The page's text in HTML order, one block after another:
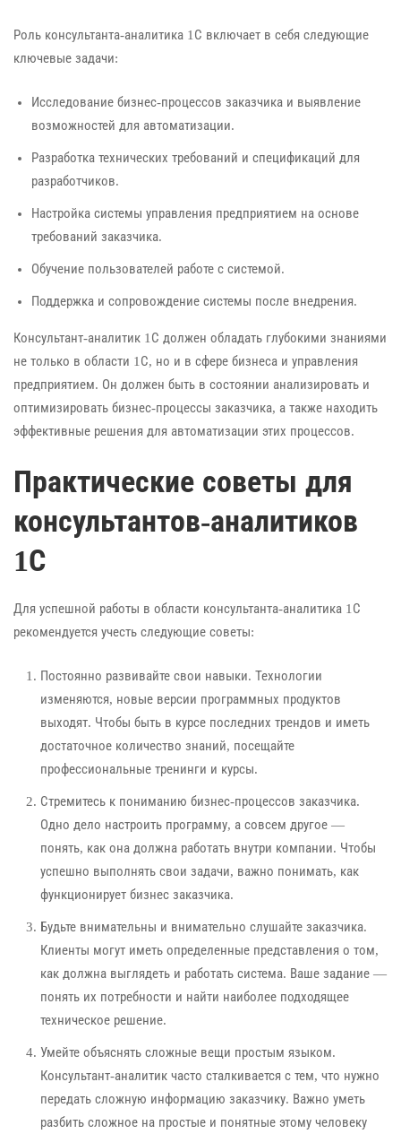
Роль консультанта-аналитика 1С включает в себя следующие
ключевые задачи:
Исследование бизнес-процессов заказчика и выявление
возможностей для автоматизации.
Разработка технических требований и спецификаций для
разработчиков.
Настройка системы управления предприятием на основе
требований заказчика.
Обучение пользователей работе с системой.
Поддержка и сопровождение системы после внедрения.
Консультант-аналитик 1С должен обладать глубокими знаниями
не только в области 1С, но и в сфере бизнеса и управления
предприятием. Он должен быть в состоянии анализировать и
оптимизировать бизнес-процессы заказчика, а также находить
эффективные решения для автоматизации этих процессов.
Практические советы для
консультантов-аналитиков
1С
Для успешной работы в области консультанта-аналитика 1С
рекомендуется учесть следующие советы:
Постоянно развивайте свои навыки. Технологии
изменяются, новые версии программных продуктов
выходят. Чтобы быть в курсе последних трендов и иметь
достаточное количество знаний, посещайте
профессиональные тренинги и курсы.
Стремитесь к пониманию бизнес-процессов заказчика.
Одно дело настроить программу, а совсем другое —
понять, как она должна работать внутри компании. Чтобы
успешно выполнять свои задачи, важно понимать, как
функционирует бизнес заказчика.
Будьте внимательны и внимательно слушайте заказчика.
Клиенты могут иметь определенные представления о том,
как должна выглядеть и работать система. Ваше задание —
понять их потребности и найти наиболее подходящее
техническое решение.
Умейте объяснять сложные вещи простым языком.
Консультант-аналитик часто сталкивается с тем, что нужно
передать сложную информацию заказчику. Важно уметь
разбить сложное на простые и понятные этому человеку